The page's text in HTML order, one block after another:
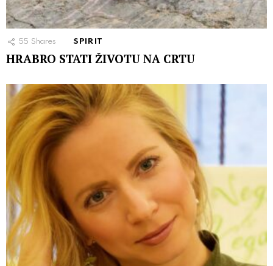
55 Shares SPIRIT
HRABRO STATI ŽIVOTU NA CRTU